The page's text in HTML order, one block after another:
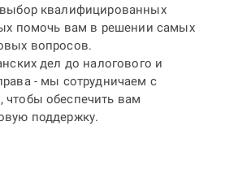
квалифицированных
помочь вам в решении самых
вопросов.
дел до налогового и
- мы сотрудничаем с
обеспечить вам
поддержку.